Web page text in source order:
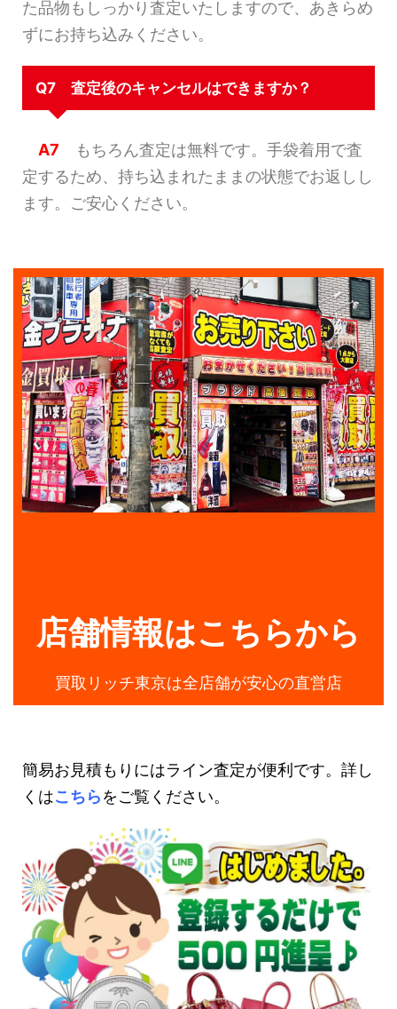
た品物もしっかり査定いたしますので、あきらめ
ずにお持ち込みください。
Q7 査定後のキャンセルはできますか？
A7 もちろん査定は無料です。手袋着用で査
定するため、持ち込まれたままの状態でお返しし
ます。ご安心ください。
店舗情報はこちらから
買取リッチ東京は全店舗が安心の直営店
簡易お見積もりにはライン査定が便利です。詳し
くはこちらをご覧ください。